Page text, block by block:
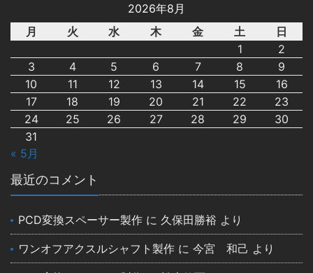
2026年8月
月
火 水 木 金 土
日
1
2
3
4 5 6 7 8
9
10
11 12 13 14 15
16
17
18 19 20 21 22
23
24
25 26 27 28 29
30
31
« 5月
最近のコメント
PCD変換スペーサー製作 に 久保田勝裕 より
ワンオフアクスルシャフト製作 に今宮 和己 より